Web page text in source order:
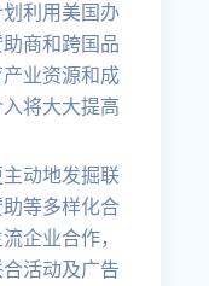
利用美国办
商和跨国品
业资源和成
将大大提高
动地发掘联
等多样化合
企业合作，
活动及广告